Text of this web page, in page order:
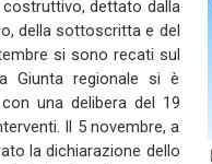
dettato dalla
della sottoscritta e del
si sono recati sul
Giunta regionale si è
una delibera del 19
Il 5 novembre, a
la dichiarazione dello